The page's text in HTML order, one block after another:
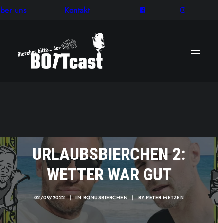
uns Kontakt
URLAUBSBIERCHEN 2:
WETTER WAR GUT
02/09/2022 | INBONUSBIERCHEN | BYPETER METZEN